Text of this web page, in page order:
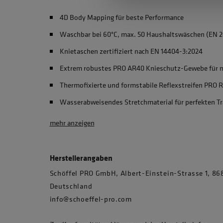
4D Body Mapping für beste Performance
Waschbar bei 60°C, max. 50 Haushaltswäschen (EN
Knietaschen zertifiziert nach EN 14404-3:2024
Extrem robustes PRO AR40 Knieschutz-Gewebe
Thermofixierte und formstabile Reflexstreifen PRO
Wasserabweisendes Stretchmaterial für perfekten
mehr anzeigen
Herstellerangaben
Schöffel PRO GmbH, Albert-Einstein-Strasse 1,
Deutschland
info@schoeffel-pro.com